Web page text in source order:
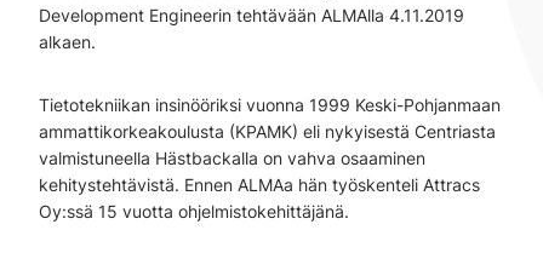
Development Engineerin tehtävään ALMAlla 4.11.2019
alkaen.
Tietotekniikan insinööriksi vuonna 1999 Keski-Pohjanmaan
ammattikorkeakoulusta (KPAMK) eli nykyisestä Centriasta
valmistuneella Hästbackalla on vahva osaaminen
kehitystehtävistä. Ennen ALMAa hän työskenteli Attracs
Oy:ssä 15 vuotta ohjelmistokehittäjänä.